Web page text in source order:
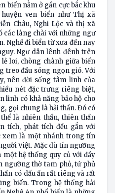
biển nằm ở gần cực bắc khu
ven biển như Thị xã
Châu, Nghi Lộc và thị xã
các làng chài với những ngư
Nghề đi biển từ xưa đến nay
Ngư dân lênh đênh trên
loi, chòng chành giữa biển
treo đầu sóng ngọn gió. Với
nên đời sống tâm linh của
nét đặc trưng riêng biệt,
linh có khả năng bảo hộ cho
gọi chung là hải thần. Đó có
là nhiên thần, thiên thần
tích, phát tích đều gắn với
xem là một nhánh trong tín
Việt. Mặc dù tín ngưỡng
hệ thống quy củ với đầy
ngưỡng thờ tam phủ, tứ phủ
có dấu ấn rất riêng và rất
biển. Trong hệ thống hải